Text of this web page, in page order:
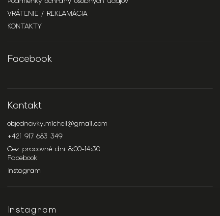
VRÁTENIE / REKLAMÁCIA
KONTAKTY
Facebook
Kontakt
objednavky.michell@gmail.com
+421 917 683 349
Cez pracovné dni 8:00-14:30
Facebook
Instagram
Instagram